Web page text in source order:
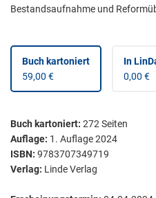
Bestandsaufnahme und
Buch kartoniert
59,00 €
In
0,00 €
Buch kartoniert: 272 Seiten
Auflage: 1. Auflage 2024
ISBN: 9783707349719
Verlag: Linde Verlag